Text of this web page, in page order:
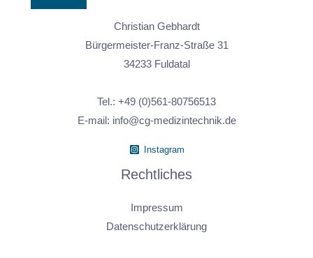
Christian Gebhardt
Bürgermeister-Franz-Straße 31
34233 Fuldatal
Tel.: +49 (0)561-80756513
E-mail: info@cg-medizintechnik.de
Instagram
Rechtliches
Impressum
Datenschutzerklärung